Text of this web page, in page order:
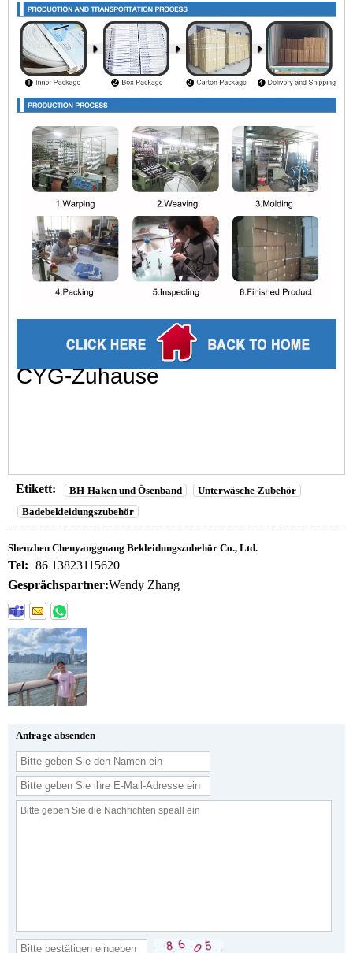
CYG-Zuhause
Etikett: BH-Haken und Ösenband
Unterwäsche-Zubehör
Badebekleidungszubehör
Shenzhen Chenyangguang Bekleidungszubehör Co., Ltd.
Tel:+86 13823115620
Gesprächspartner:Wendy Zhang
Anfrage absenden